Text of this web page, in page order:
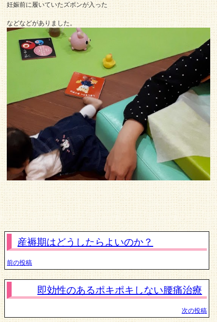
妊娠前に履いていたズボンが入った
などなどがありました。
産褥期はどうしたらよいのか？
前の投稿
即効性のあるポキポキしない腰痛治療
次の投稿